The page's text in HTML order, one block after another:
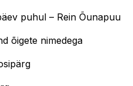
puhul – Rein Õunapuu
õigete nimedega